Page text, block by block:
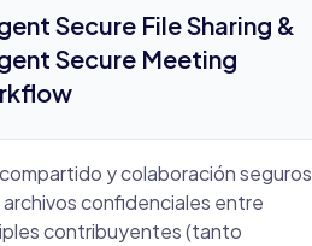
Secure File Sharing &
Secure Meeting
y colaboración seguros
archivos confidenciales entre
contribuyentes (tanto